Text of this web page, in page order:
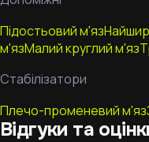
Підостьовий м'яз
м'язМалий круглий м'яз
Стабілізатори
Плечо-променевий м'яз
Відгуки та